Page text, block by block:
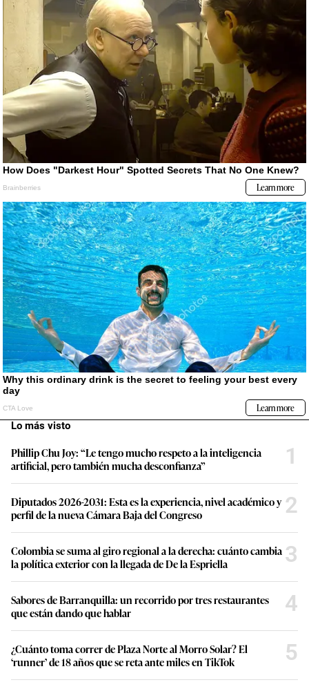
Lo más visto
Phillip Chu Joy: “Le tengo mucho respeto a la inteligencia
artificial, pero también mucha desconfianza”
1
Diputados 2026-2031: Esta es la experiencia, nivel académico y
perfil de la nueva Cámara Baja del Congreso
2
Colombia se suma al giro regional a la derecha: cuánto cambia
la política exterior con la llegada de De la Espriella
3
Sabores de Barranquilla: un recorrido por tres restaurantes
que están dando que hablar
4
¿Cuánto toma correr de Plaza Norte al Morro Solar? El
‘runner’ de 18 años que se reta ante miles en TikTok
5